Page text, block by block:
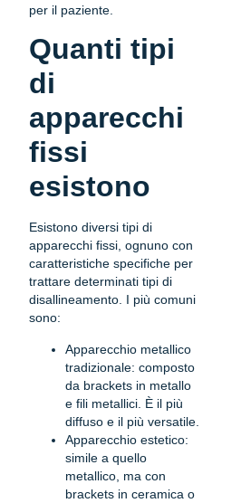
per il paziente.
Quanti tipi
di
apparecchi
fissi
esistono
Esistono diversi tipi di
apparecchi fissi, ognuno con
caratteristiche specifiche per
trattare determinati tipi di
disallineamento. I più comuni
sono:
Apparecchio metallico
tradizionale: composto
da brackets in metallo
e fili metallici. È il più
diffuso e il più versatile.
Apparecchio estetico:
simile a quello
metallico, ma con
brackets in ceramica o